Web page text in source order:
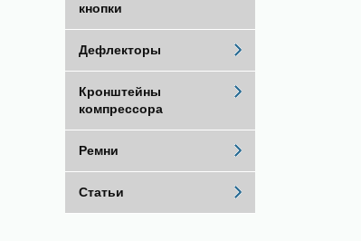
кнопки
Дефлекторы
Кронштейны
компрессора
Ремни
Статьи